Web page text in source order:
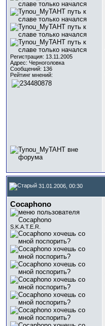
Регистрация: 13.11.2005
Адрес: Черноголовка
Сообщений: 136
Рейтинг мнений:
31.01.2006, 00:30
Cocaphono
S.K.A.T.E.R.